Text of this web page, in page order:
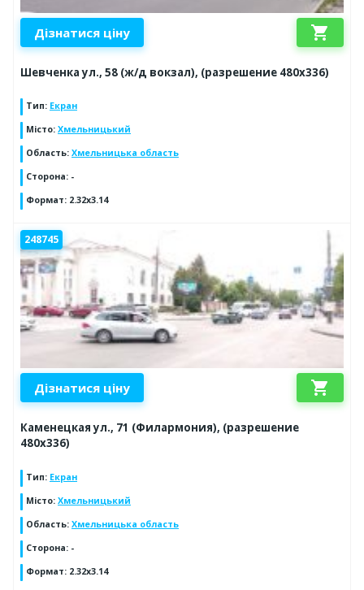
Дізнатися ціну shopping_cart
Шевченка ул., 58 (ж/д вокзал), (разрешение 480х336)
Тип: Екран
Місто: Хмельницький
Область: Хмельницька область
Сторона: -
Формат: 2.32x3.14
248745
Дізнатися ціну shopping_cart
Каменецкая ул., 71 (Филармония), (разрешение
480х336)
Тип: Екран
Місто: Хмельницький
Область: Хмельницька область
Сторона: -
Формат: 2.32x3.14